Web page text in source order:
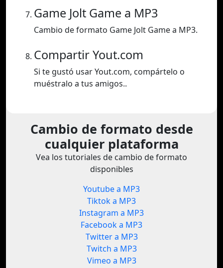
Game Jolt Game a MP3
Cambio de formato Game Jolt Game a MP3.
Compartir Yout.com
Si te gustó usar Yout.com, compártelo o
muéstralo a tus amigos..
Cambio de formato desde
cualquier plataforma
Vea los tutoriales de cambio de formato
disponibles
Youtube a MP3
Tiktok a MP3
Instagram a MP3
Facebook a MP3
Twitter a MP3
Twitch a MP3
Vimeo a MP3